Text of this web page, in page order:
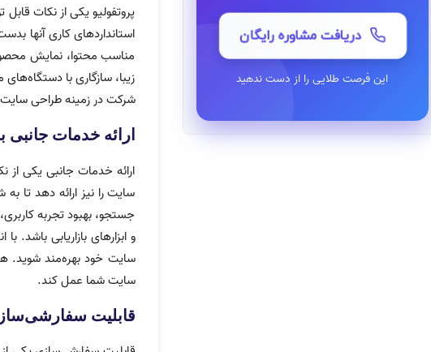
دریافت مشاوره رایگان
این فرصت طلایی را از دست ندهید
پروتفولیو یکی از نکات
استانداردهای کاری آنها
مناسب محتوا، نمایش
زیبا، سازگاری با
شرکت در زمینه طراحی
ارائه خدمات
ارائه خدمات جانبی یکی
سایت را نیز ارائه دهد تا
جستجو، بهبود تجربه
و ابزارهای بازاریابی
سایت خود بهره‌مند شوید.
سایت شما عمل کند.
قابلیت